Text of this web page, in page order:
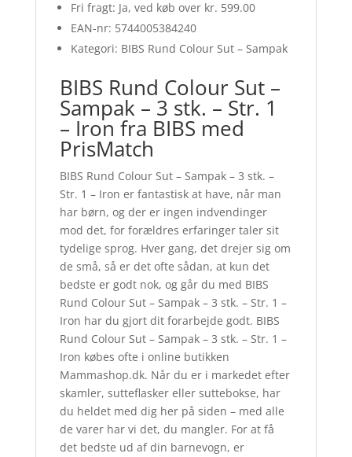
Fri fragt: Ja, ved køb over kr. 599.00
EAN-nr: 5744005384240
Kategori: BIBS Rund Colour Sut – Sampak
BIBS Rund Colour Sut –
Sampak – 3 stk. – Str. 1
– Iron fra BIBS med
PrisMatch
BIBS Rund Colour Sut – Sampak – 3 stk. –
Str. 1 – Iron er fantastisk at have, når man
har børn, og der er ingen indvendinger
mod det, for forældres erfaringer taler sit
tydelige sprog. Hver gang, det drejer sig om
de små, så er det ofte sådan, at kun det
bedste er godt nok, og går du med BIBS
Rund Colour Sut – Sampak – 3 stk. – Str. 1 –
Iron har du gjort dit forarbejde godt. BIBS
Rund Colour Sut – Sampak – 3 stk. – Str. 1 –
Iron købes ofte i online butikken
Mammashop.dk. Når du er i markedet efter
skamler, sutteflasker eller suttebokse, har
du heldet med dig her på siden – med alle
de varer har vi det, du mangler. For at få
det bedste ud af din barnevogn, er